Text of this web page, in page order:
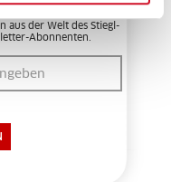
aus der Welt des Stiegl-
Abonnenten.